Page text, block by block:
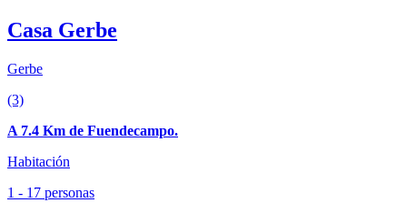
Casa Gerbe
Gerbe
(3)
A 7.4 Km de Fuendecampo.
Habitación
1 - 17 personas